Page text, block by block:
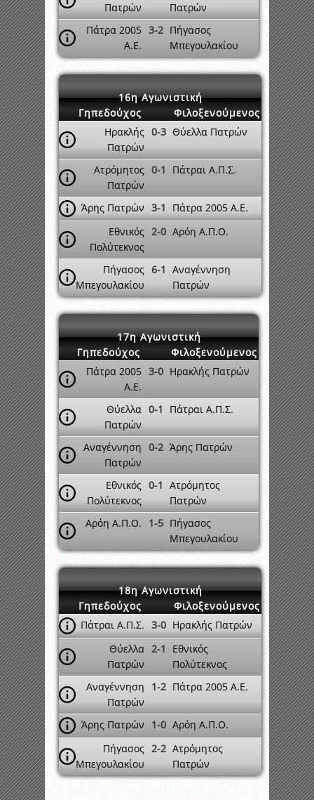
Πατρών
Πατρών
Πάτρα 2005
A.E.
3-2 Πήγασος
Μπεγουλακίου
16η Αγωνιστική
Γηπεδούχος
Φιλοξενούμενος
Ηρακλής
Πατρών
0-3 Θύελλα Πατρών
Ατρόμητος
Πατρών
0-1 Πάτραι Α.Π.Σ.
Άρης Πατρών 3-1
Πάτρα 2005 A.E.
Εθνικός
Πολύτεκνος
2-0 Αρόη Α.Π.Ο.
Πήγασος
Μπεγουλακίου
6-1 Αναγέννηση
Πατρών
17η Αγωνιστική
Γηπεδούχος
Φιλοξενούμενος
Πάτρα 2005
A.E.
3-0 Ηρακλής Πατρών
Θύελλα
Πατρών
0-1 Πάτραι Α.Π.Σ.
Αναγέννηση
Πατρών
0-2 Άρης Πατρών
Εθνικός
Πολύτεκνος
0-1 Ατρόμητος
Πατρών
Αρόη Α.Π.Ο.
1-5 Πήγασος
Μπεγουλακίου
18η Αγωνιστική
Γηπεδούχος
Φιλοξενούμενος
Πάτραι Α.Π.Σ. 3-0 Ηρακλής Πατρών
Θύελλα
Πατρών
2-1
Εθνικός
Πολύτεκνος
Αναγέννηση
Πατρών
1-2 Πάτρα 2005 A.E.
Άρης Πατρών 1-0 Αρόη Α.Π.Ο.
Πήγασος
Μπεγουλακίου
2-2 Ατρόμητος
Πατρών